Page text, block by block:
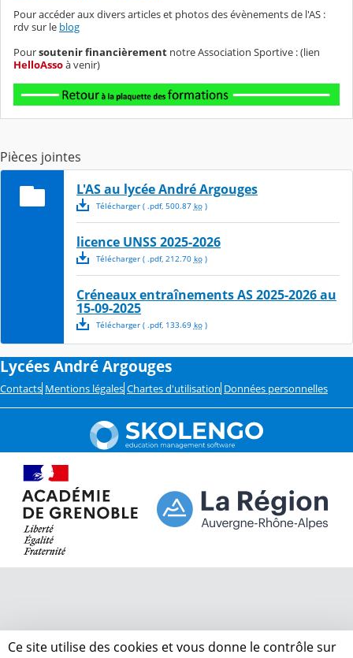
Pour accéder aux divers articles et photos des évènements de l'AS :
rdv sur le blog
Poursoutenir financièrement notre Association Sportive : (lien
HelloAssoà venir)
Pièces jointes
L'AS au lycée André Argouges
Télécharger( .pdf, 500.87 ko)
licence UNSS 2025-2026
Télécharger( .pdf, 212.70 ko)
Créneaux entraînements AS 2025-2026 au
15-09-2025
Télécharger( .pdf, 133.69 ko)
Lycées André Argouges
Contacts Mentions légales Chartes d'utilisation Données personnelles
Ce site utilise des cookies et vous donne le contrôle sur